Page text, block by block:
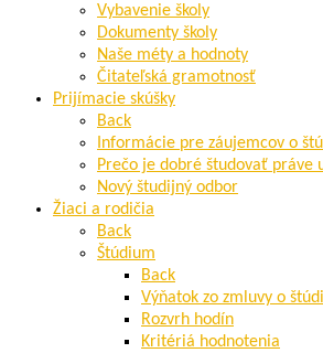
Vybavenie školy
Dokumenty školy
Naše méty a hodnoty
Čitateľská gramotnosť
Prijímacie skúšky
Back
Informácie pre záujemcov o
Prečo je dobré študovať práve
Nový študijný odbor
Žiaci a rodičia
Back
Štúdium
Back
Výňatok zo zmluvy o
Rozvrh hodín
Kritériá hodnotenia